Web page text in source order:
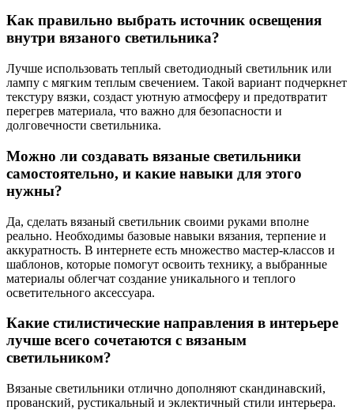
Как правильно выбрать источник освещения
внутри вязаного светильника?
Лучше использовать теплый светодиодный светильник или
лампу с мягким теплым свечением. Такой вариант подчеркнет
текстуру вязки, создаст уютную атмосферу и предотвратит
перегрев материала, что важно для безопасности и
долговечности светильника.
Можно ли создавать вязаные светильники
самостоятельно, и какие навыки для этого
нужны?
Да, сделать вязаный светильник своими руками вполне
реально. Необходимы базовые навыки вязания, терпение и
аккуратность. В интернете есть множество мастер-классов и
шаблонов, которые помогут освоить технику, а выбранные
материалы облегчат создание уникального и теплого
осветительного аксессуара.
Какие стилистические направления в интерьере
лучше всего сочетаются с вязаным
светильником?
Вязаные светильники отлично дополняют скандинавский,
прованский, рустикальный и эклектичный стили интерьера.